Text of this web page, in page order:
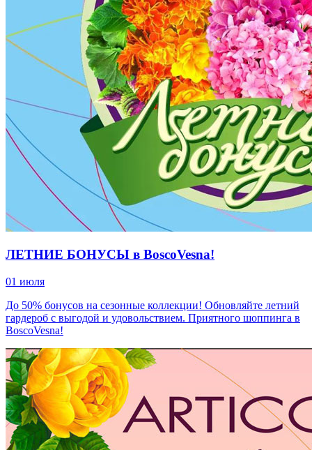
ЛЕТНИЕ БОНУСЫ в BoscoVesna!
01 июля
До 50% бонусов на сезонные коллекции! Обновляйте летний
гардероб с выгодой и удовольствием. Приятного шоппинга в
BoscoVesna!